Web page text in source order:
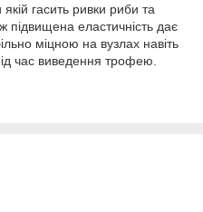
гасить ривки риби та
підвищена еластичність дає
міцною на вузлах навіть
час виведення трофею.